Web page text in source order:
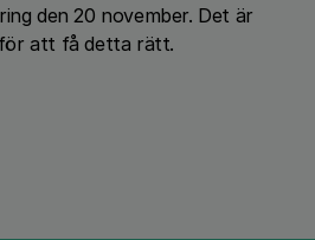
den 20 november. Det är
för att få detta rätt.